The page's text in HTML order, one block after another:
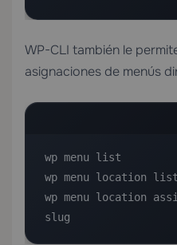
WP-CLI también le
asignaciones de menús
wp menu list
wp menu location list
wp menu location
slug